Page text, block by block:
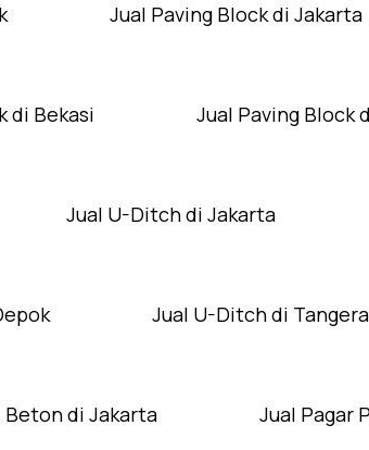
Jual Paving Block di Jakarta
di Bekasi Jual Paving Block
Jual U-Ditch di Jakarta
Jual U-Ditch di
Beton di Jakarta Jual Pagar